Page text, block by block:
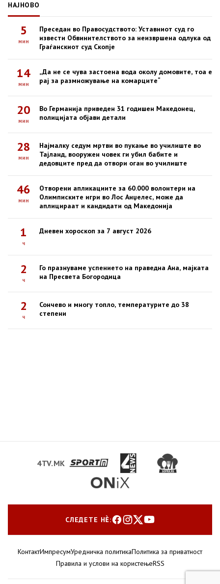
НАЈНОВО
5
мин
Преседан во Правосудството: Уставниот суд го
извести Обвинителството за неизвршена одлука од
Граѓанскиот суд Скопје
14
мин
„Да не се чува застоена вода околу домовите, тоа е
рај за размножување на комарците“
20
мин
Во Германија приведен 31 годишен Македонец,
полицијата објави детали
28
мин
Најмалку седум мртви во пукање во училиште во
Тајланд, вооружен човек ги убил бабите и
дедовците пред да отвори оган во училиште
46
мин
Отворени апликациите за 60.000 волонтери на
Олимписките игри во Лос Анџелес, може да
аплицираат и кандидати од Македонија
1
ч
Дневен хороскоп за 7 август 2026
2
ч
Го празнуваме успението на праведна Ана, мајката
на Пресвета Богородица
2
ч
Сончево и многу топло, температурите до 38
степени
4TV.MK
СЛЕДЕТЕ НЀ:
КонтактИмпресумУредничка политикаПолитика за приватност
Правила и услови на користењеRSS